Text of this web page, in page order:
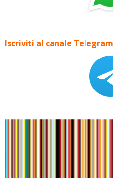
Iscriviti al canale Telegram